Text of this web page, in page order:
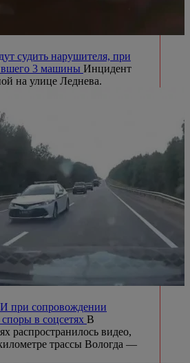
судить нарушителя, при
3 машины Инцидент
на улице Леднева.
при сопровождении
в соцсетях В
распространилось видео,
трассы Вологда —